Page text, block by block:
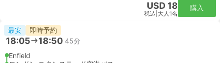
USD 32
税込 大人1名
購入
Stansted Expressが運営する列車
05:10リバプールストリート駅
この旅行は予約不可能です